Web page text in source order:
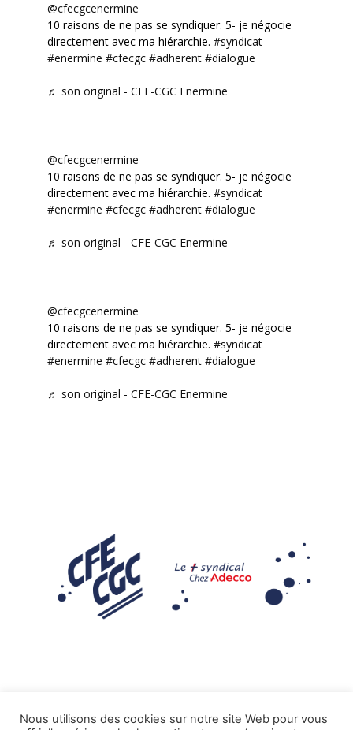
@cfecgcenermine
10 raisons de ne pas se syndiquer. 5- je négocie
directement avec ma hiérarchie. #syndicat
#enermine #cfecgc #adherent #dialogue
♬ son original - CFE-CGC Enermine
@cfecgcenermine
10 raisons de ne pas se syndiquer. 5- je négocie
directement avec ma hiérarchie. #syndicat
#enermine #cfecgc #adherent #dialogue
♬ son original - CFE-CGC Enermine
@cfecgcenermine
10 raisons de ne pas se syndiquer. 5- je négocie
directement avec ma hiérarchie. #syndicat
#enermine #cfecgc #adherent #dialogue
♬ son original - CFE-CGC Enermine
Nous utilisons des cookies sur notre site Web pour vous